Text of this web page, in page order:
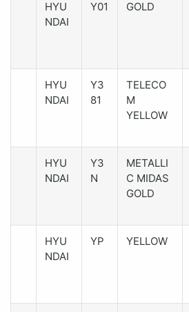
HYU
NDAI
Y01 GOLD
HYU
NDAI
Y3
81
TELECO
M
YELLOW
HYU
NDAI
Y3
N
METALLI
C MIDAS
GOLD
HYU
NDAI
YP YELLOW